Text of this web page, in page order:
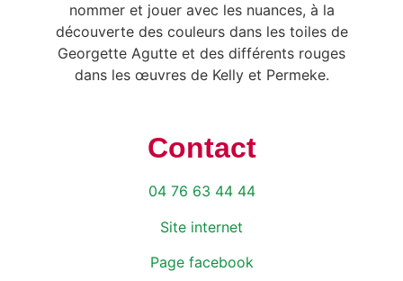
nommer et jouer avec les nuances, à la
découverte des couleurs dans les toiles de
Georgette Agutte et des différents rouges
dans les œuvres de Kelly et Permeke.
Contact
04 76 63 44 44
Site internet
Page facebook